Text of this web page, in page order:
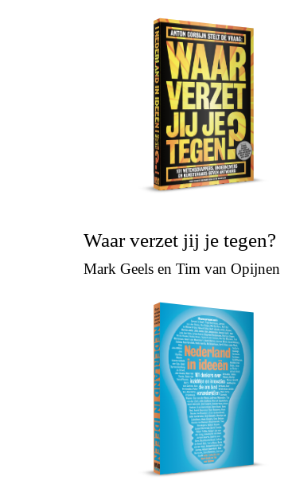
Waar verzet jij je tegen?
Mark Geels en Tim van Opijnen